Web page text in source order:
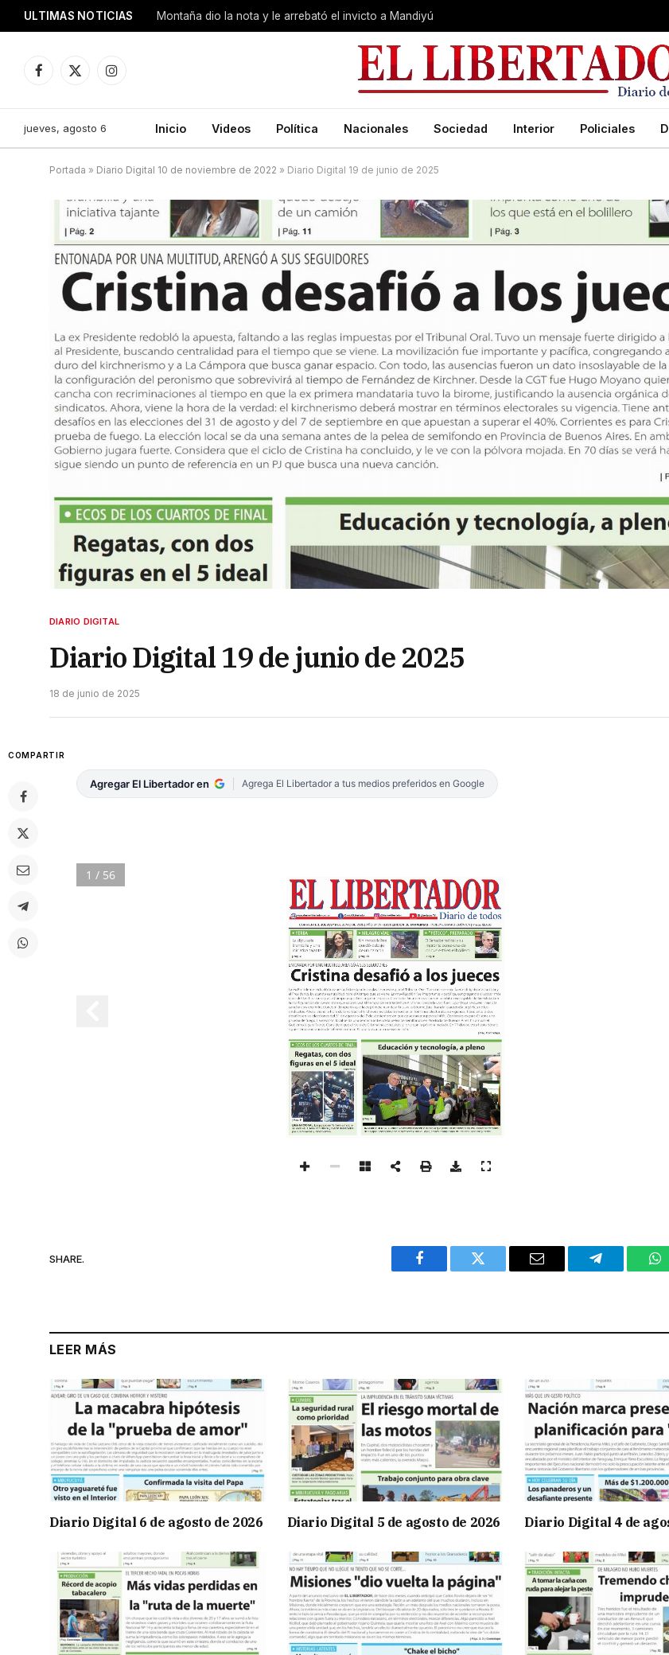
ULTIMAS NOTICIAS Montaña dio la nota y le arrebató el invicto a Mandiyú
Facebook
X
Instagram
jueves, agosto 6 Inicio Videos Política Nacionales Sociedad Interior Policiales
Portada » Diario Digital 10 de noviembre de 2022 » Diario Digital 19 de junio de 2025
DIARIO DIGITAL
Diario Digital 19 de junio de 2025
18 de junio de 2025
COMPARTIR
Agregar El Libertador en Agrega El Libertador a tus medios preferidos en Google
1 / 56
SHARE.
Facebook Twitter Email Telegram
LEER MÁS
Diario Digital 6 de agosto de 2026 Diario Digital 5 de agosto de 2026 Diario Digital 4 de